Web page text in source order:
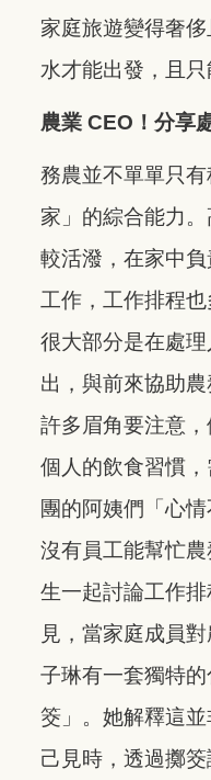
家庭旅遊變得奢
水才能出發，且只
農業 CEO ！分享
務農並不單單只
家」的綜合能力
較活潑，在家中
工作，工作排程
很大部分是在處
出，與前來協助
許多眉角要注意
個人的飲食習慣
團的阿姨們「心
沒有員工能幫忙
生一起討論工作
見，當家庭成員
子琳有一套獨特
筊」。她解釋這
己見時，透過擲